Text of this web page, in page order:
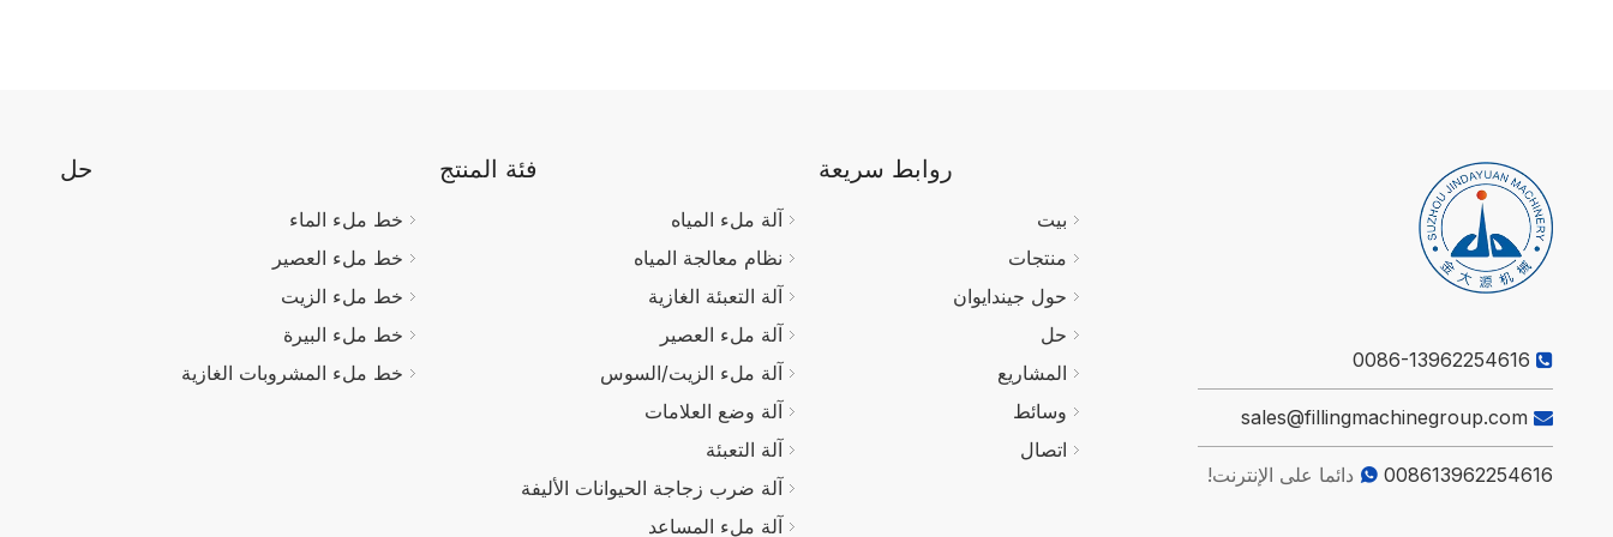

0086-13962254616

sales@fillingmachinegroup.com
 008613962254616 دائما على الإنترنت!
روابط سريعة
بيت
منتجات
حول جيندايوان
حل
المشاريع
وسائط
اتصال
فئة المنتج
آلة ملء المياه
نظام معالجة المياه
آلة التعبئة الغازية
آلة ملء العصير
آلة ملء الزيت/السوس
آلة وضع العلامات
آلة التعبئة
آلة ضرب زجاجة الحيوانات الأليفة
آلة ملء المساعد
حل
خط ملء الماء
خط ملء العصير
خط ملء الزيت
خط ملء البيرة
خط ملء المشروبات الغازية